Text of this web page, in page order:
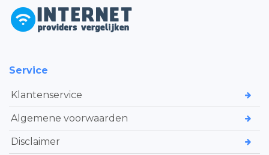
Service
Klantenservice
Algemene voorwaarden
Disclaimer